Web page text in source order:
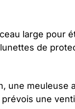
large pour
de
une meuleuse
prévois une